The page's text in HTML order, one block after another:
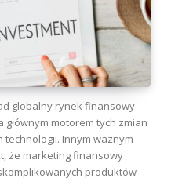
globalny rynek finansowy
głównym motorem tych zmian
Innym ważnym
że marketing finansowy
produktów